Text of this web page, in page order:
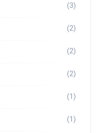
(3)
(2)
(2)
(2)
(1)
(1)